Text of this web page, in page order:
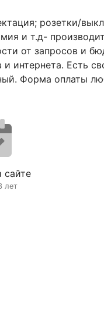
розетки/
и т.д-
от запросов и
интернета. Есть
Форма оплаты
сайте
лет